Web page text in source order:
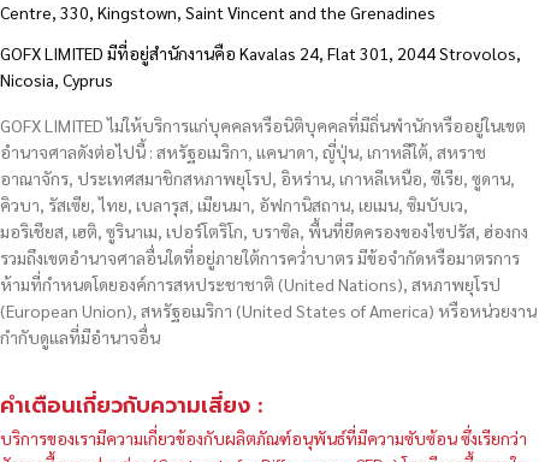
Centre, 330, Kingstown, Saint Vincent and the Grenadines
GOFX LIMITED มีที่อยู่สำนักงานคือ Kavalas 24, Flat 301, 2044 Strovolos,
Nicosia, Cyprus
GOFX LIMITED ไม่ให้บริการแก่บุคคลหรือนิติบุคคลที่มีถิ่นพำนักหรืออยู่ในเขต
อำนาจศาลดังต่อไปนี้ : สหรัฐอเมริกา, แคนาดา, ญี่ปุ่น, เกาหลีใต้, สหราช
อาณาจักร, ประเทศสมาชิกสหภาพยุโรป, อิหร่าน, เกาหลีเหนือ, ซีเรีย, ซูดาน,
คิวบา, รัสเซีย, ไทย, เบลารุส, เมียนมา, อัฟกานิสถาน, เยเมน, ซิมบับเว,
มอริเชียส, เฮติ, ซูรินาเม, เปอร์โตริโก, บราซิล, พื้นที่ยึดครองของไซปรัส, ฮ่องกง
รวมถึงเขตอำนาจศาลอื่นใดที่อยู่ภายใต้การคว่ำบาตร มีข้อจำกัดหรือมาตรการ
ห้ามที่กำหนดโดยองค์การสหประชาชาติ (United Nations), สหภาพยุโรป
(European Union), สหรัฐอเมริกา (United States of America) หรือหน่วยงาน
กำกับดูแลที่มีอำนาจอื่น
คำเตือนเกี่ยวกับความเสี่ยง :
บริการของเรามีความเกี่ยวข้องกับผลิตภัณฑ์อนุพันธ์ที่มีความซับซ้อน ซึ่งเรียกว่า